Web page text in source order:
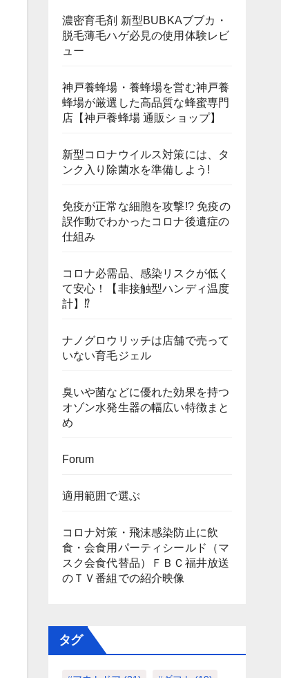
濃密育毛剤 新型BUBKAブブカ・
脱毛薄毛ハゲ必見の使用体験レビ
ュー
神戸養蜂場・養蜂場を営む神戸養
蜂場が厳選した高品質な蜂蜜専門
店【神戸養蜂場 通販ショップ】
新型コロナウイルス対策には、タ
ンク入り除菌水を準備しよう!
免疫が正常な細胞を攻撃!? 免疫の
誤作動でわかったコロナ後遺症の
仕組み
コロナ必需品、感染リスクが低く
て安心！【非接触型ハンディ温度
計】⁉
ナノグロウリッチは店舗で売って
いない育毛ジェル
臭いや菌などに優れた効果を持つ
オゾン水発生器の幅広い特徴まと
め
Forum
適用範囲で選ぶ
コロナ対策・飛沫感染防止に飲
食・会食用パーティシールド（マ
スク会食代替品）ＦＢＣ福井放送
のＴＶ番組での紹介映像
タグ